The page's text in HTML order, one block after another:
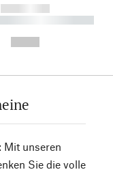
------------
----------- ----------
Mit unseren
Sie die volle